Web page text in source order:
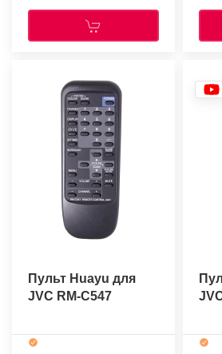
Пульт Huayu для
JVC RM-C547